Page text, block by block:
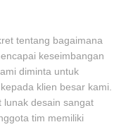
tentang bagaimana
keseimbangan
diminta untuk
klien besar kami.
lunak desain sangat
tim memiliki